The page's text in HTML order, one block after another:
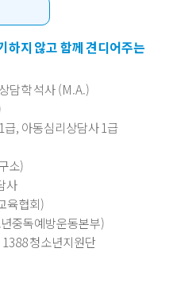
하지 않고 함께 견디어주는
담학 석사 (M.A.)
, 아동심리상담사 1급
소)
사
육협회)
중독예방운동본부)
청소년지원단